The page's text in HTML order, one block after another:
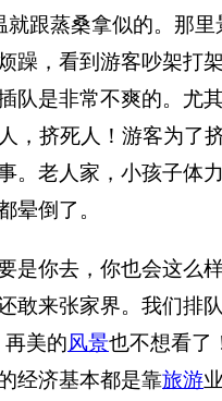
跟蒸桑拿似的。那
躁，看到游客吵架打
队是非常不爽的。尤
，挤死人！游客为了
。老人家，小孩子体
晕倒了。
你去，你也会这么样
敢来张家界。我们排
再美的风景也不想看了
经济基本都是靠旅游